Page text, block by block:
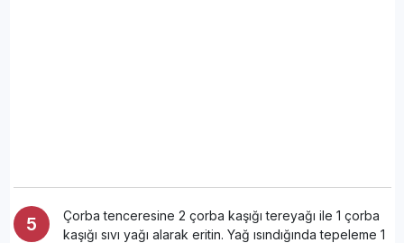
Çorba tenceresine 2 çorba kaşığı tereyağı ile 1 çorba
kaşığı sıvı yağı alarak eritin. Yağ ısındığında tepeleme 1